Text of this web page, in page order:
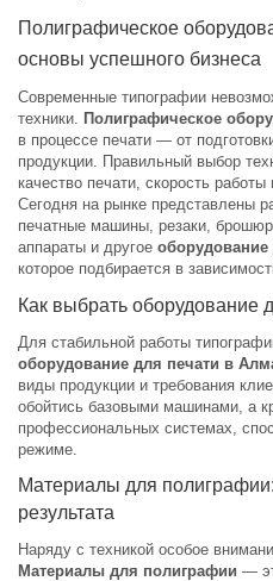
Полиграфическое
основы успешного бизнеса
Современные типографии
техники. Полиграфическое
в процессе печати — от
продукции. Правильный выбор
качество печати, скорость
Сегодня на рынке представлены
печатные машины, резаки,
аппараты и другое
которое подбирается в
Как выбрать оборудование
Для стабильной работы
оборудование для печати в
виды продукции и требования
обойтись базовыми машинами, а
профессиональных системах,
режиме.
Материалы для полиграфии:
результата
Наряду с техникой особое
Материалы для полиграфии —